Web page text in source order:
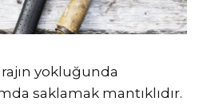
yokluğunda
saklamak mantıklıdır.